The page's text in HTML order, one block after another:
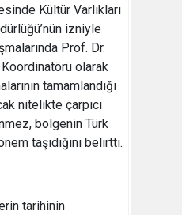
Kültür Varlıkları
izniyle
Prof. Dr.
olarak
tamamlandığı
nitelikte çarpıcı
bölgenin Türk
taşıdığını belirtti.
tarihinin